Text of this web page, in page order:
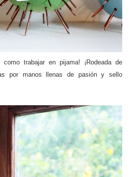
como trabajar en pijama! ¡Rodeada de
por manos llenas de pasión y sello